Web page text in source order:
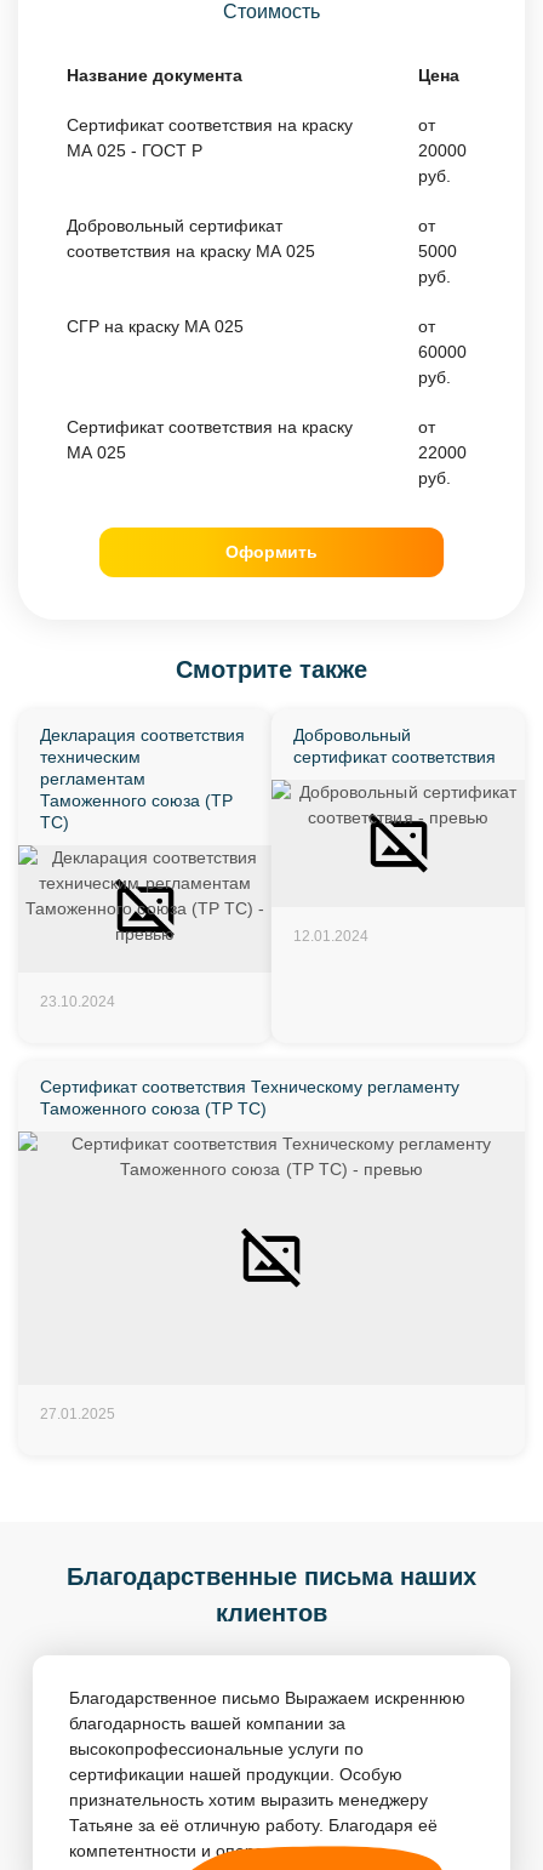
Стоимость
Название документа Цена
Сертификат соответствия на краску
МА 025 - ГОСТ Р
от
20000
руб.
Добровольный сертификат
соответствия на краску МА 025
от
5000
руб.
СГР на краску МА 025
от
60000
руб.
Сертификат соответствия на краску
МА 025
от
22000
руб.
Оформить
Смотрите также
Декларация соответствия
техническим
регламентам
Таможенного союза (ТР
ТС)
23.10.2024
Добровольный
сертификат соответствия
12.01.2024
Сертификат соответствия Техническому регламенту
Таможенного союза (ТР ТС)
27.01.2025
Благодарственные письма наших
клиентов
Благодарственное письмо Выражаем искреннюю
благодарность вашей компании за
высокопрофессиональные услуги по
сертификации нашей продукции. Особую
признательность хотим выразить менеджеру
Татьяне за её отличную работу. Благодаря её
компетентности и оперативности, пр...